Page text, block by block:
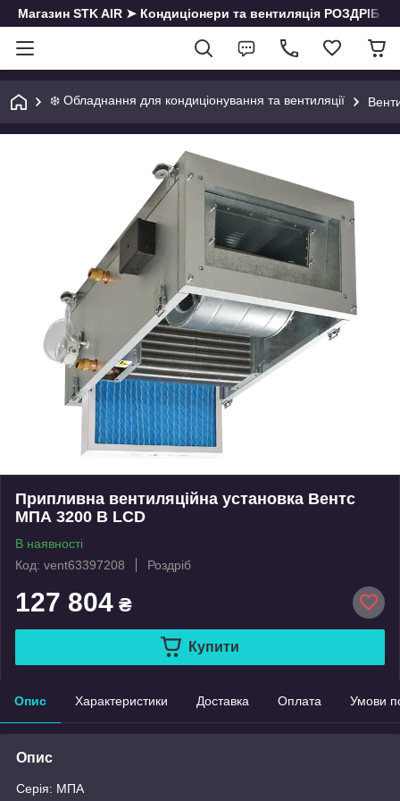
Магазин STK AIR ➤ Кондиціонери та вентиляція РОЗДРІБ
❄️ Обладнання для кондиціонування та вентиляції
Припливна вентиляційна установка Вентс
МПА 3200 В LCD
В наявності
Код: vent63397208
Роздріб
127 804 ₴
Купити
Опис Характеристики Доставка Оплата Умови
Опис
Серія: МПА